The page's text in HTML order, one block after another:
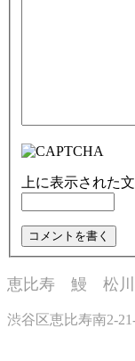
上に表示された
恵比寿 鰻 松川
渋谷区恵比寿南2-